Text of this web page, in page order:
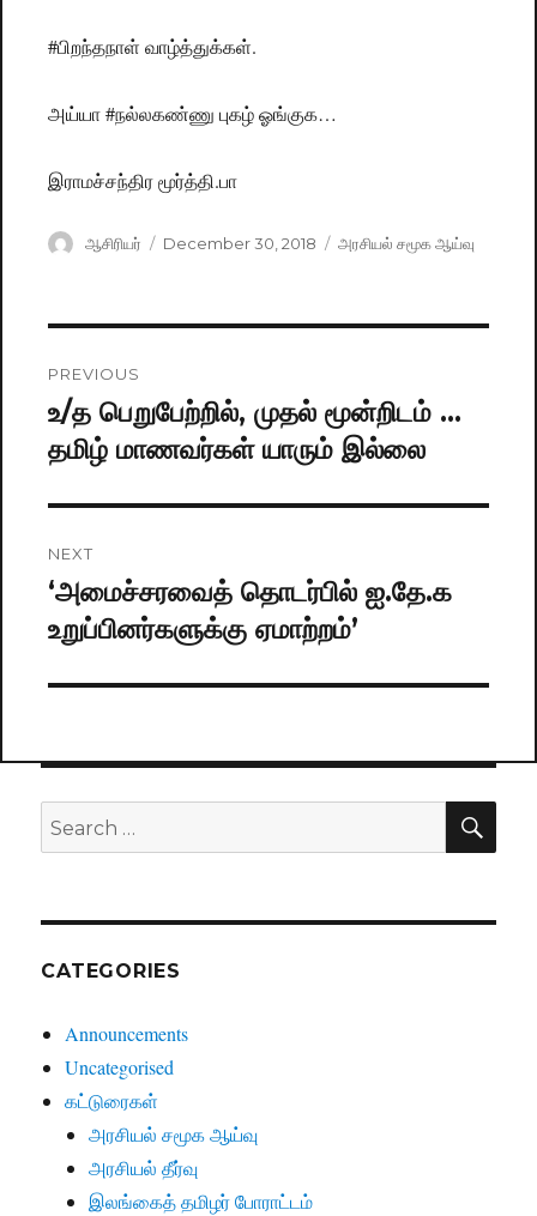
#பிறந்தநாள் வாழ்த்துக்கள்.
அய்யா #நல்லகண்ணு புகழ் ஓங்குக…
இராமச்சந்திர மூர்த்தி.பா
Author
ஆசிரியர்
Posted
December 30, 2018 Categories
அரசியல் சமூக ஆய்வு
navigation
PREVIOUS
Previous
post:
உ/த பெறுபேற்றில், முதல் மூன்றிடம் …
தமிழ் மாணவர்கள் யாரும் இல்லை
NEXT
Next
post:
‘அமைச்ச​ரவைத் தொடர்பில் ஐ.தே.க
உறுப்பினர்களுக்கு ஏமாற்றம்’
Search
for:
CATEGORIES
Announcements
Uncategorised
கட்டுரைகள்
அரசியல் சமூக ஆய்வு
அரசியல் தீர்வு
இலங்கைத் தமிழர் போராட்டம்